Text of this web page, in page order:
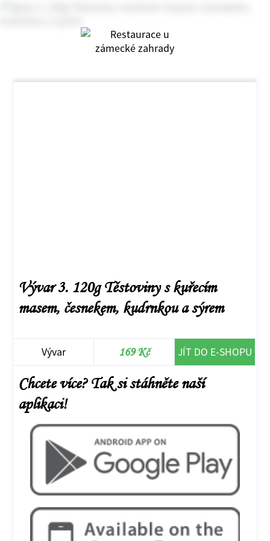
Vývar 3. 120g Těstoviny s kuřecím
masem, česnekem, kudrnkou a sýrem
Vývar 169 Kč JÍT DO E-SHOPU
Chcete více? Tak si stáhněte naší
aplikaci!